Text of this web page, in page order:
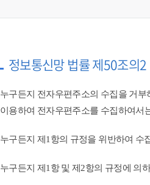
정보통신망 법률 제50조의
누구든지 전자우편주소의 수집을 거
이용하여 전자우편주소를 수집하여서
누구든지 제1항의 규정을 위반하여 수
누구든지 제1항 및 제2항의 규정에 의